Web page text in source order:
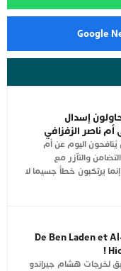
إسدال
أم ناصر الزفزافي
اليوم عن أم
والتآزر مع
يَرتكبون خطأ جسيما لا
De Ben Laden et
لخرجات هشام جيراندو